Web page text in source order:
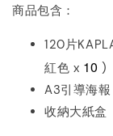
商品包含：
120片
紅色 x 10 )
A3引導海報
收納大紙盒